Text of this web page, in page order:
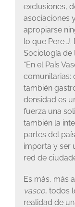
exclusiones,
asociaciones
apropiarse
lo que Pere
Sociología de
“En el País
comunitarias:
también
densidad es
fuerza una
también la
partes del
importa y ser
red de
Es más, más
vasco, todos
realidad de